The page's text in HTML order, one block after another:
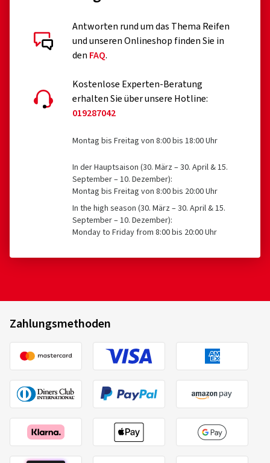
Antworten rund um das Thema Reifen
und unseren Onlineshop finden Sie in
den FAQ.
Kostenlose Experten-Beratung
erhalten Sie über unsere Hotline:
019287042
Montag bis Freitag von 8:00 bis 18:00 Uhr
In der Hauptsaison (30. März – 30. April & 15.
September – 10. Dezember):
Montag bis Freitag von 8:00 bis 20:00 Uhr
In the high season (30. März – 30. April & 15.
September – 10. Dezember):
Monday to Friday from 8:00 bis 20:00 Uhr
Zahlungsmethoden